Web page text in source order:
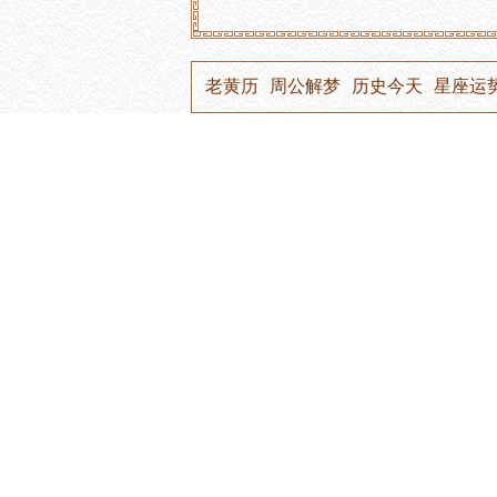
老黄历 周公解梦 历史今天 星座运